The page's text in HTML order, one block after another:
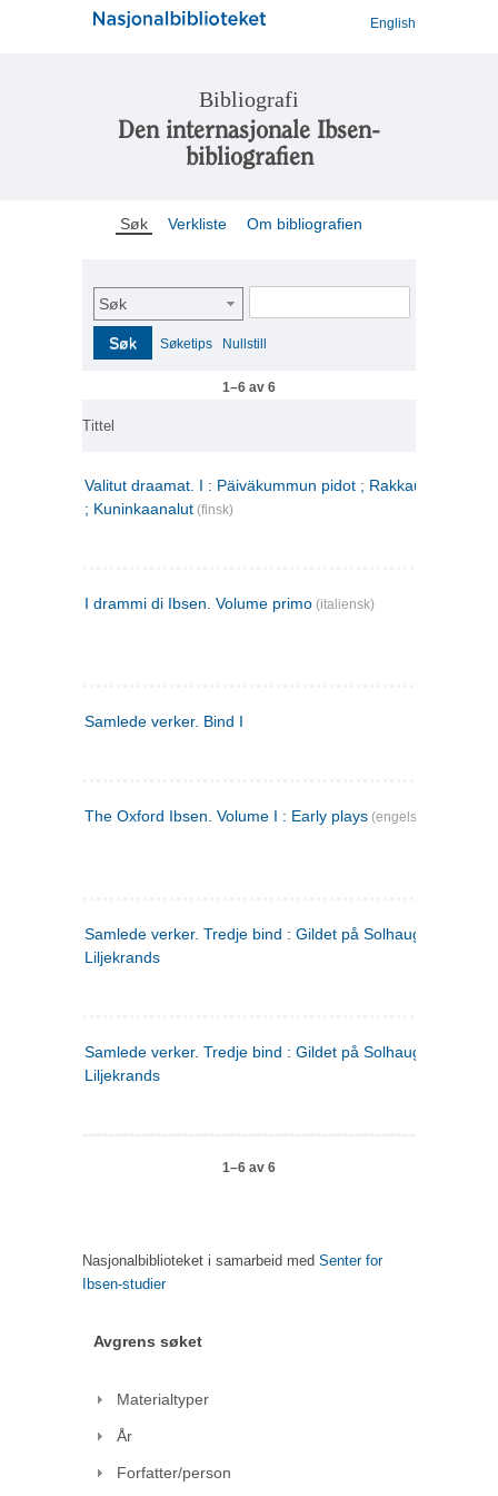
English
Bibliografi
Den internasjonale Ibsen-
bibliografien
Søk Verkliste Om bibliografien
Søk
Søk Søketips Nullstill
1–6 av 6
Tittel
Valitut draamat. I : Päiväkummun pidot ; Rakkauden
; Kuninkaanalut (finsk)
I drammi di Ibsen. Volume primo (italiensk)
Samlede verker. Bind I
The Oxford Ibsen. Volume I : Early plays (engelsk)
Samlede verker. Tredje bind : Gildet på Solhaug ; Olaf
Liljekrands
Samlede verker. Tredje bind : Gildet på Solhaug ; Olaf
Liljekrands
1–6 av 6
Nasjonalbiblioteket i samarbeid med Senter for
Ibsen-studier
Avgrens søket
Materialtyper
År
Forfatter/person